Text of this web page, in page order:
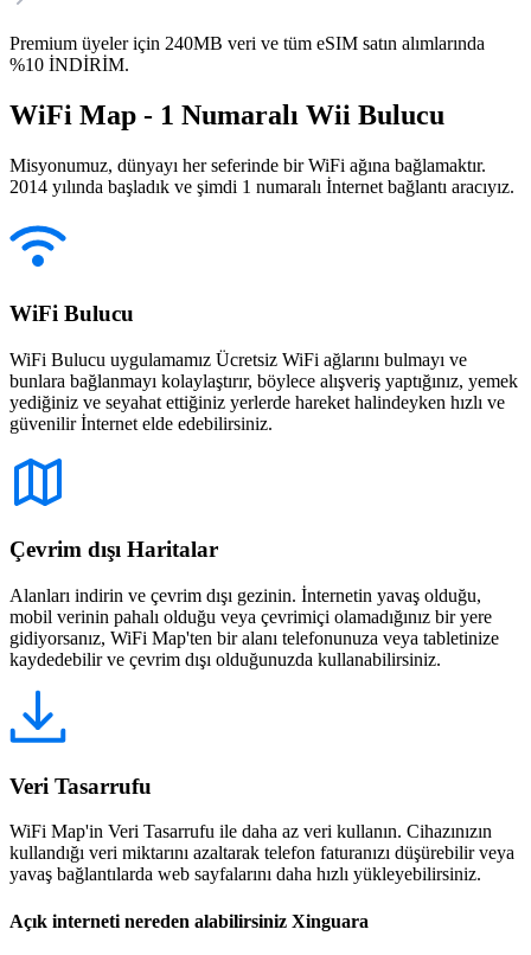
Premium üyeler için 240MB veri ve tüm eSIM satın alımlarında
%10 İNDİRİM.
WiFi Map - 1 Numaralı Wii Bulucu
Misyonumuz, dünyayı her seferinde bir WiFi ağına bağlamaktır.
2014 yılında başladık ve şimdi 1 numaralı İnternet bağlantı aracıyız.
WiFi Bulucu
WiFi Bulucu uygulamamız Ücretsiz WiFi ağlarını bulmayı ve
bunlara bağlanmayı kolaylaştırır, böylece alışveriş yaptığınız, yemek
yediğiniz ve seyahat ettiğiniz yerlerde hareket halindeyken hızlı ve
güvenilir İnternet elde edebilirsiniz.
Çevrim dışı Haritalar
Alanları indirin ve çevrim dışı gezinin. İnternetin yavaş olduğu,
mobil verinin pahalı olduğu veya çevrimiçi olamadığınız bir yere
gidiyorsanız, WiFi Map'ten bir alanı telefonunuza veya tabletinize
kaydedebilir ve çevrim dışı olduğunuzda kullanabilirsiniz.
Veri Tasarrufu
WiFi Map'in Veri Tasarrufu ile daha az veri kullanın. Cihazınızın
kullandığı veri miktarını azaltarak telefon faturanızı düşürebilir veya
yavaş bağlantılarda web sayfalarını daha hızlı yükleyebilirsiniz.
Açık interneti nereden alabilirsiniz Xinguara